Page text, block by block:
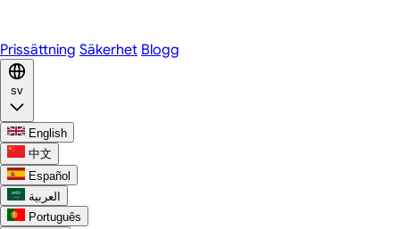
Prissättning Säkerhet Blogg
sv
English
中文
Español
العربية
Português